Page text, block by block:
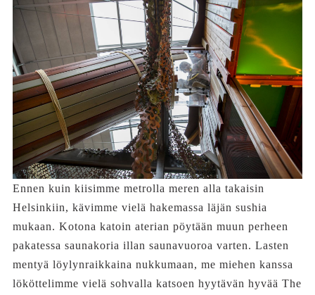
Ennen kuin kiisimme metrolla meren alla takaisin
Helsinkiin, kävimme vielä hakemassa läjän sushia
mukaan. Kotona katoin aterian pöytään muun perheen
pakatessa saunakoria illan saunavuoroa varten. Lasten
mentyä löylynraikkaina nukkumaan, me miehen kanssa
lököttelimme vielä sohvalla katsoen hyytävän hyvää The